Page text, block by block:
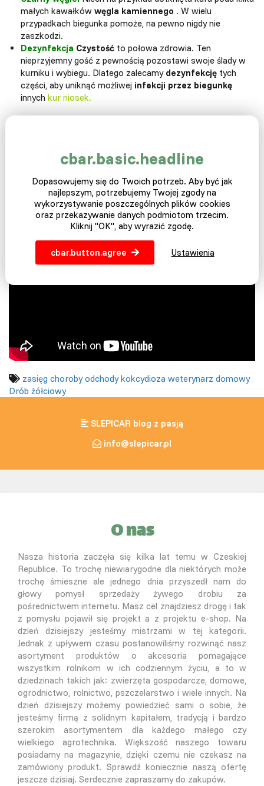
małych kawałków węgla kamiennego . W wielu
przypadkach biegunka pomoże, na pewno nigdy nie
zaszkodzi.
Dezynfekcja Czystość to połowa zdrowia. Ten
nieprzyjemny gość z pewnością pozostawi swoje ślady w
kurniku i wybiegu. Dlatego zalecamy dezynfekcję tych
części, aby uniknąć możliwej infekcji przez biegunkę
innych kur niosek.
kurcząt w kurniku lub w ich zagrodzie. Kury lubią je spożywać,
za stare. Drugim źródłem może być stara pasza,która z
czasem fermentuje w podajnikach. Nie zostawiaj go,
ponieważpotrawyzbyt długo i przy każdym nowym zraszania
dokładniespłukaćciepłą wodą.
poszukaj profesjonalnej pomocy. Lekarz
weterynarii bada kurę i dokonuje dokładnejdiagnozy
zasięg choroby odchody kokcydioza weterynarz domowy
Drób żółciowy
SLEPICAR blog z pasją
info@slepicar.pl
O nas
Nasza historia zaczęła się kilka lat temu w Czeskiej
Republice. To trochę niewiarygodne dla niektórych może
trochę śmieszne ale jednego dnia przyszedł nam do
głowy pomysł sprzedaży żywego drobiu za
pośrednictwem internetu. Masz cel znajdziesz drogę i tak
z pomysłu pojawił się projekt a z projektu e-shop. Na
dzień dzisiejszy jesteśmy mistrzami w tej kategorii.
Jednak z upływem czasu postanowiliśmy rozwinąć nasz
asortyment produktów o akcesoria pomagające
wszystkim rolnikom w ich codziennym życiu, a to w
dziedzinach takich jak: zwierzęta gospodarcze, domowe,
ogrodnictwo, rolnictwo, pszczelarstwo i wiele innych. Na
dzień dzisiejszy możemy powiedzieć sami o sobie, że
jesteśmy firmą z solidnym kapitałem, tradycją i bardzo
szerokim asortymentem dla każdego małego czy
wielkiego agrotechnika. Większość naszego towaru
posiadamy na magazynie, dzięki czemu nie czekasz na
zamówiony produkt. Sprawdź koniecznie naszą ofertę
jeszcze dzisiaj. Serdecznie zapraszamy do zakupów.
cbar.basic.headline
Dopasowujemy się do Twoich potrzeb. Aby być jak
najlepszym, potrzebujemy Twojej zgody na
wykorzystywanie poszczególnych plików cookies
oraz przekazywanie danych podmiotom trzecim.
Kliknij "OK", aby wyrazić zgodę.
cbar.button.agree Ustawienia